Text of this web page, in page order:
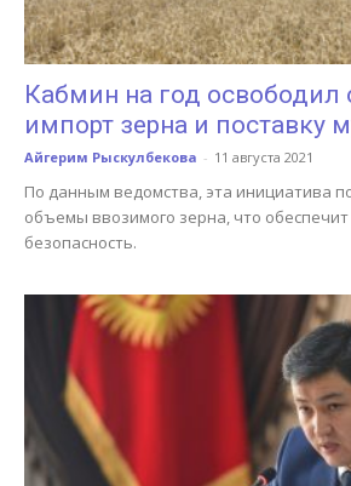
Кабмин на год освободил
импорт зерна и поставку
Айгерим Рыскулбекова - 11 августа 2021
По данным ведомства, эта инициатива
объемы ввозимого зерна, что
безопасность.